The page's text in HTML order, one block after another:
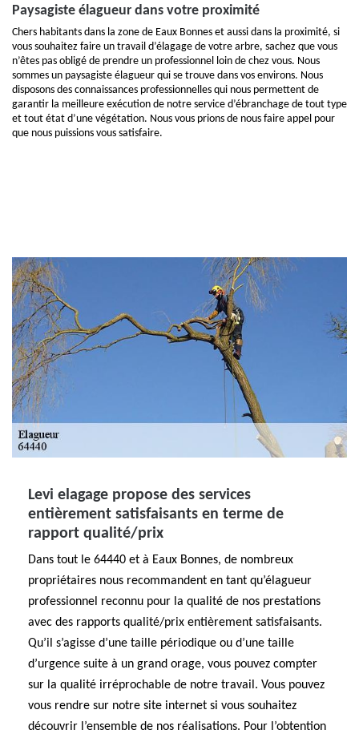
Paysagiste élagueur dans votre proximité
Chers habitants dans la zone de Eaux Bonnes et aussi dans la proximité, si
vous souhaitez faire un travail d’élagage de votre arbre, sachez que vous
n’êtes pas obligé de prendre un professionnel loin de chez vous. Nous
sommes un paysagiste élagueur qui se trouve dans vos environs. Nous
disposons des connaissances professionnelles qui nous permettent de
garantir la meilleure exécution de notre service d’ébranchage de tout type
et tout état d’une végétation. Nous vous prions de nous faire appel pour
que nous puissions vous satisfaire.
Levi elagage propose des services
entièrement satisfaisants en terme de
rapport qualité/prix
Dans tout le 64440 et à Eaux Bonnes, de nombreux
propriétaires nous recommandent en tant qu’élagueur
professionnel reconnu pour la qualité de nos prestations
avec des rapports qualité/prix entièrement satisfaisants.
Qu’il s’agisse d’une taille périodique ou d’une taille
d’urgence suite à un grand orage, vous pouvez compter
sur la qualité irréprochable de notre travail. Vous pouvez
vous rendre sur notre site internet si vous souhaitez
découvrir l’ensemble de nos réalisations. Pour l’obtention